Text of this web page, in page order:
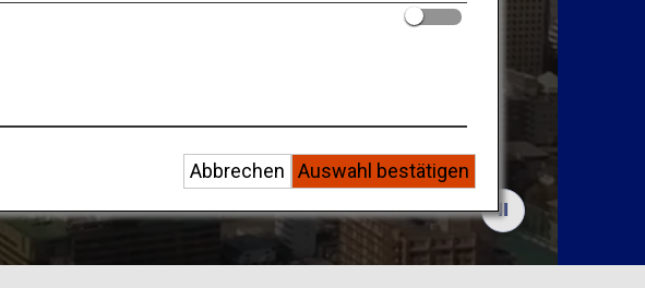
Auswahl bestätigen
Abbrechen